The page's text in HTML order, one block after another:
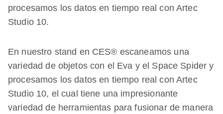
procesamos los datos en tiempo real con Artec
Studio 10.
En nuestro stand en CES® escaneamos una
variedad de objetos con el Eva y el Space Spider y
procesamos los datos en tiempo real con Artec
Studio 10, el cual tiene una impresionante
variedad de herramientas para fusionar de manera